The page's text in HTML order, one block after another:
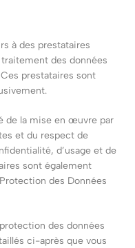
à des prestataires
des données
prestataires sont
de la mise en œuvre par
et du respect de
d’usage et de
sont également
des Données
des données
ci-après que vous